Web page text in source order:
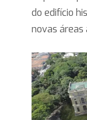
do edifício
novas áreas